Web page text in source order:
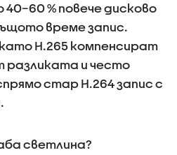
40–60 % повече дисково
време запис.
H.265 компенсират
разликата и често
стар H.264 запис с
светлина?